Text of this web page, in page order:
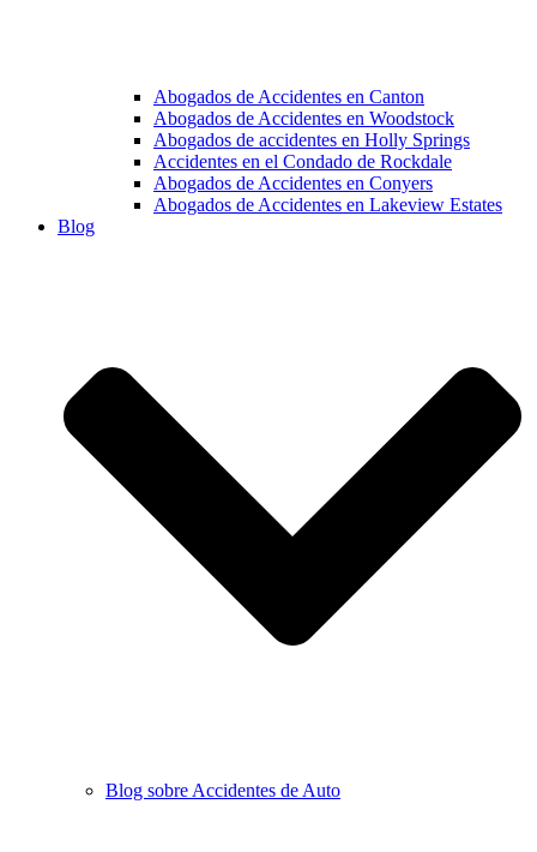
Abogados de Accidentes en Canton
Abogados de Accidentes en Woodstock
Abogados de accidentes en Holly Springs
Accidentes en el Condado de Rockdale
Abogados de Accidentes en Conyers
Abogados de Accidentes en Lakeview Estates
Blog
Blog sobre Accidentes de Auto